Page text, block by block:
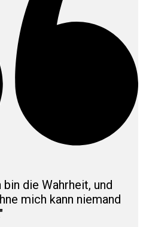
die Wahrheit, und
mich kann niemand